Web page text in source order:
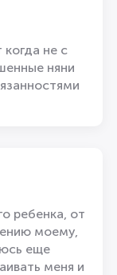
не с
няни
ребенка, от
моему,
еще
меня и